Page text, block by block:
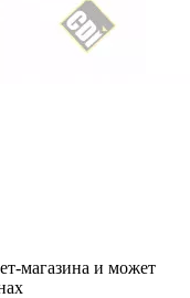
магазина и может